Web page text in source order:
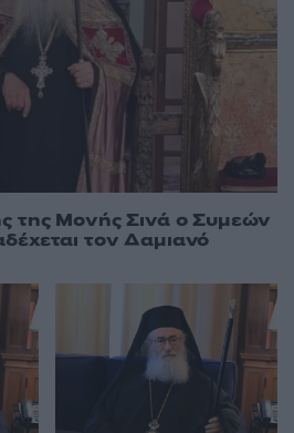
της Μονής Σινά ο Συμεών
τον Δαμιανό